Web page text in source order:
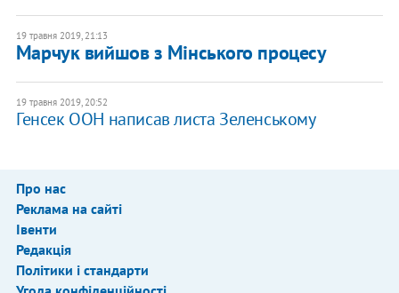
19 травня 2019, 21:13
Марчук вийшов з Мінського процесу
19 травня 2019, 20:52
Генсек ООН написав листа Зеленському
Про нас
Реклама на сайті
Івенти
Редакція
Політики і стандарти